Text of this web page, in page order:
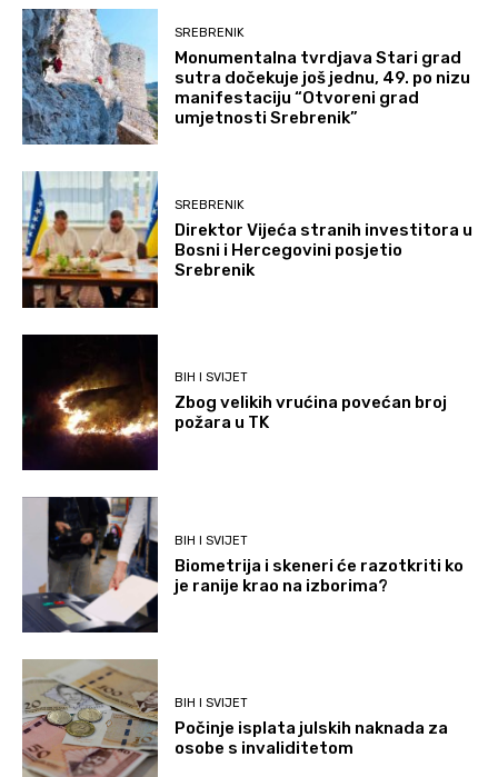
SREBRENIK
Monumentalna tvrdjava Stari grad
sutra dočekuje još jednu, 49. po nizu
manifestaciju “Otvoreni grad
umjetnosti Srebrenik”
SREBRENIK
Direktor Vijeća stranih investitora u
Bosni i Hercegovini posjetio
Srebrenik
BIH I SVIJET
Zbog velikih vrućina povećan broj
požara u TK
BIH I SVIJET
Biometrija i skeneri će razotkriti ko
je ranije krao na izborima?
BIH I SVIJET
Počinje isplata julskih naknada za
osobe s invaliditetom